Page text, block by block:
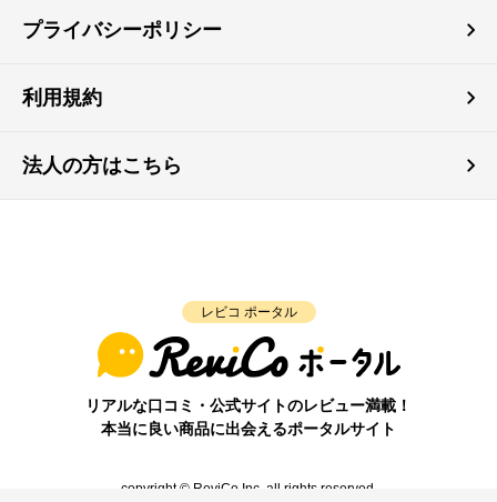
プライバシーポリシー
利用規約
法人の方はこちら
レビコ ポータル
リアルな口コミ・公式サイトのレビュー満載！
本当に良い商品に出会えるポータルサイト
copyright © ReviCo Inc. all rights reserved.